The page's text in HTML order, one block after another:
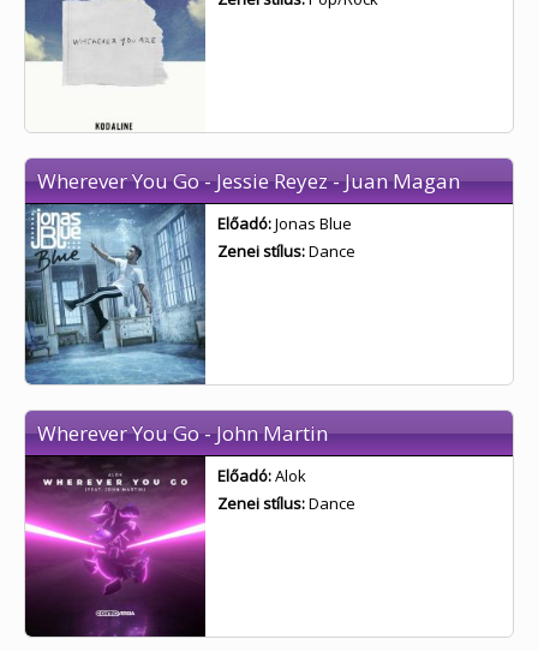
Wherever You Go - Jessie Reyez - Juan Magan
Előadó:Jonas Blue
Zenei stílus:Dance
Wherever You Go - John Martin
Előadó:Alok
Zenei stílus:Dance